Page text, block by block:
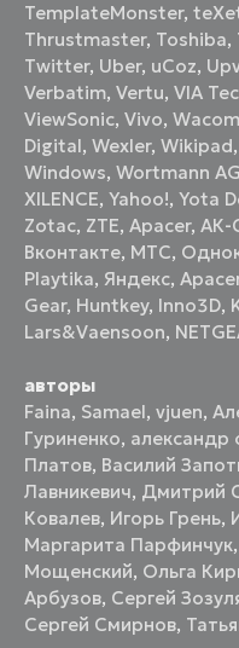
TemplateMonster,
Thrustmaster, Toshiba,
Twitter, Uber, uCoz,
Verbatim,Vertu,VIA
ViewSonic,Vivo,Wacom
Digital,Wexler,Wikipad
Windows,Wortmann AG
XILENCE,Yahoo!,Yota
Zotac, ZTE,Аpacer,АК-
Вконтакте, МТС,
Playtika, Яндекс,
Gear, Huntkey, Inno3D,
Lars&Vaensoon,
авторы
Faina, Samael,vjuen,
Гуриненко, александр
Платов, Василий
Лавникевич, Дмитрий
Ковалев, Игорь Грень,
Маргарита Парфинчук,
Мощенский, Ольга
Арбузов, Сергей
Сергей Смирнов,